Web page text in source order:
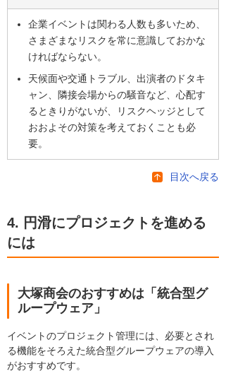
企業イベントは関わる人数も多いため、
さまざまなリスクを常に意識しておかな
ければならない。
天候面や交通トラブル、出演者のドタキ
ャン、隣接会場からの騒音など、心配す
るときりがないが、リスクヘッジとして
おおよその対策を考えておくことも必
要。
目次へ戻る
4. 円滑にプロジェクトを進める
には
大塚商会のおすすめは「統合型グ
ループウェア」
イベントのプロジェクト管理には、必要とされ
る機能をそろえた統合型グループウェアの導入
がおすすめです。